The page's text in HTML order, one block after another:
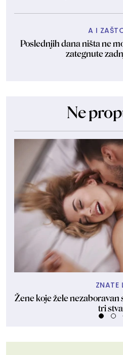
A I
Poslednjih dana ništa ne
zategnute
Ne
ZNATE
Žene koje žele nezaboravan
tri